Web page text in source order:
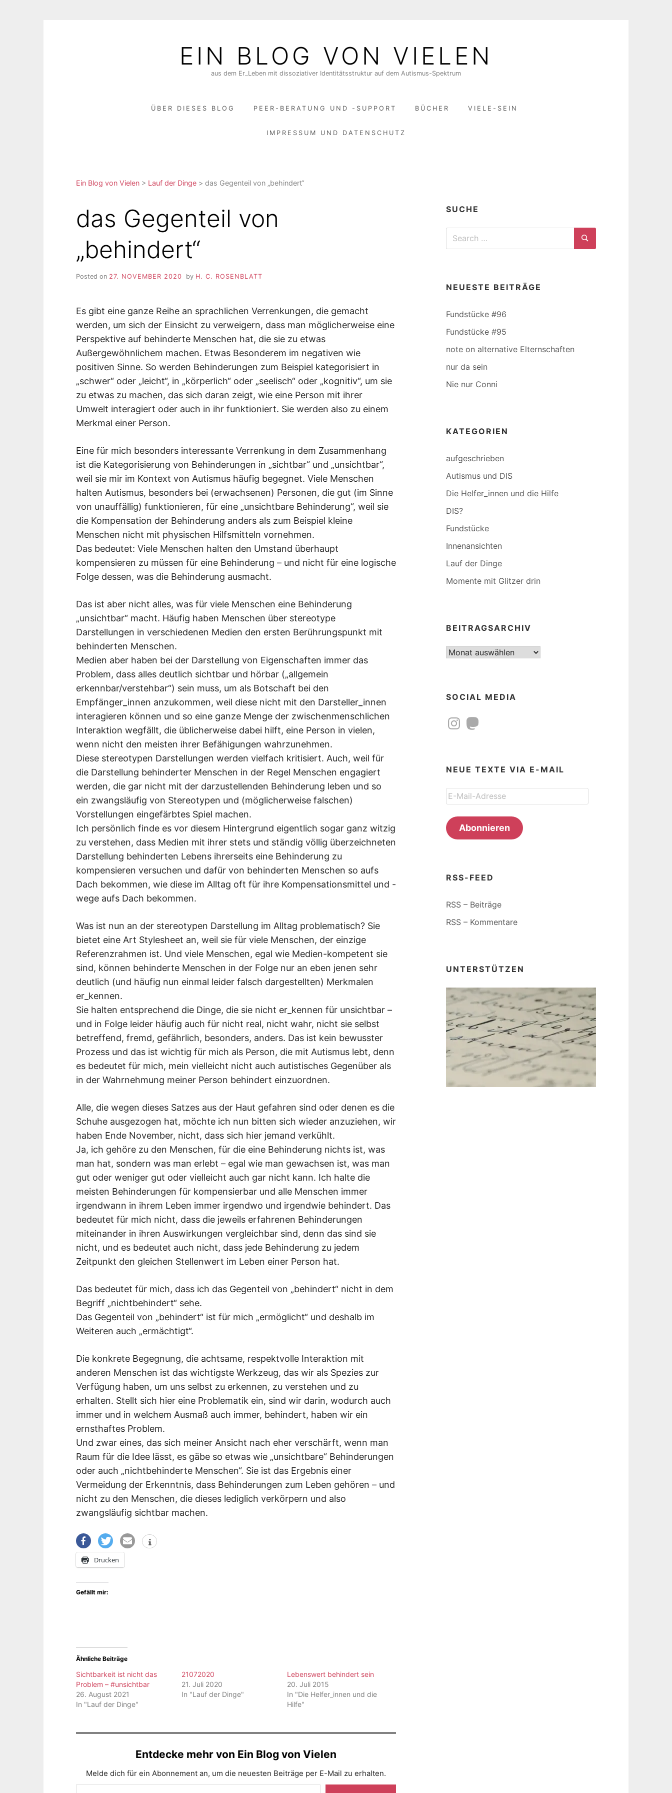
EIN BLOG VON VIELEN
aus dem Er_Leben mit dissoziativer Identitätsstruktur auf dem Autismus-Spektrum
ÜBER DIESES BLOG PEER-BERATUNG UND -SUPPORT BÜCHER VIELE-SEIN
IMPRESSUM UND DATENSCHUTZ
Ein Blog von Vielen > Lauf der Dinge > das Gegenteil von „behindert“
das Gegenteil von
„behindert“
Posted on 27. NOVEMBER 2020 by H. C. ROSENBLATT
Es gibt eine ganze Reihe an sprachlichen Verrenkungen, die gemacht
werden, um sich der Einsicht zu verweigern, dass man möglicherweise eine
Perspektive auf behinderte Menschen hat, die sie zu etwas
Außergewöhnlichem machen. Etwas Besonderem im negativen wie
positiven Sinne. So werden Behinderungen zum Beispiel kategorisiert in
„schwer“ oder „leicht“, in „körperlich“ oder „seelisch“ oder „kognitiv“, um sie
zu etwas zu machen, das sich daran zeigt, wie eine Person mit ihrer
Umwelt interagiert oder auch in ihr funktioniert. Sie werden also zu einem
Merkmal einer Person.
Eine für mich besonders interessante Verrenkung in dem Zusammenhang
ist die Kategorisierung von Behinderungen in „sichtbar“ und „unsichtbar“,
weil sie mir im Kontext von Autismus häufig begegnet. Viele Menschen
halten Autismus, besonders bei (erwachsenen) Personen, die gut (im Sinne
von unauffällig) funktionieren, für eine „unsichtbare Behinderung“, weil sie
die Kompensation der Behinderung anders als zum Beispiel kleine
Menschen nicht mit physischen Hilfsmitteln vornehmen.
Das bedeutet: Viele Menschen halten den Umstand überhaupt
kompensieren zu müssen für eine Behinderung – und nicht für eine logische
Folge dessen, was die Behinderung ausmacht.
Das ist aber nicht alles, was für viele Menschen eine Behinderung
„unsichtbar“ macht. Häufig haben Menschen über stereotype
Darstellungen in verschiedenen Medien den ersten Berührungspunkt mit
behinderten Menschen.
Medien aber haben bei der Darstellung von Eigenschaften immer das
Problem, dass alles deutlich sichtbar und hörbar („allgemein
erkennbar/verstehbar“) sein muss, um als Botschaft bei den
Empfänger_innen anzukommen, weil diese nicht mit den Darsteller_innen
interagieren können und so eine ganze Menge der zwischenmenschlichen
Interaktion wegfällt, die üblicherweise dabei hilft, eine Person in vielen,
wenn nicht den meisten ihrer Befähigungen wahrzunehmen.
Diese stereotypen Darstellungen werden vielfach kritisiert. Auch, weil für
die Darstellung behinderter Menschen in der Regel Menschen engagiert
werden, die gar nicht mit der darzustellenden Behinderung leben und so
ein zwangsläufig von Stereotypen und (möglicherweise falschen)
Vorstellungen eingefärbtes Spiel machen.
Ich persönlich finde es vor diesem Hintergrund eigentlich sogar ganz witzig
zu verstehen, dass Medien mit ihrer stets und ständig völlig überzeichneten
Darstellung behinderten Lebens ihrerseits eine Behinderung zu
kompensieren versuchen und dafür von behinderten Menschen so aufs
Dach bekommen, wie diese im Alltag oft für ihre Kompensationsmittel und -
wege aufs Dach bekommen.
Was ist nun an der stereotypen Darstellung im Alltag problematisch? Sie
bietet eine Art Stylesheet an, weil sie für viele Menschen, der einzige
Referenzrahmen ist. Und viele Menschen, egal wie Medien-kompetent sie
sind, können behinderte Menschen in der Folge nur an eben jenen sehr
deutlich (und häufig nun einmal leider falsch dargestellten) Merkmalen
er_kennen.
Sie halten entsprechend die Dinge, die sie nicht er_kennen für unsichtbar –
und in Folge leider häufig auch für nicht real, nicht wahr, nicht sie selbst
betreffend, fremd, gefährlich, besonders, anders. Das ist kein bewusster
Prozess und das ist wichtig für mich als Person, die mit Autismus lebt, denn
es bedeutet für mich, mein vielleicht nicht auch autistisches Gegenüber als
in der Wahrnehmung meiner Person behindert einzuordnen.
Alle, die wegen dieses Satzes aus der Haut gefahren sind oder denen es die
Schuhe ausgezogen hat, möchte ich nun bitten sich wieder anzuziehen, wir
haben Ende November, nicht, dass sich hier jemand verkühlt.
Ja, ich gehöre zu den Menschen, für die eine Behinderung nichts ist, was
man hat, sondern was man erlebt – egal wie man gewachsen ist, was man
gut oder weniger gut oder vielleicht auch gar nicht kann. Ich halte die
meisten Behinderungen für kompensierbar und alle Menschen immer
irgendwann in ihrem Leben immer irgendwo und irgendwie behindert. Das
bedeutet für mich nicht, dass die jeweils erfahrenen Behinderungen
miteinander in ihren Auswirkungen vergleichbar sind, denn das sind sie
nicht, und es bedeutet auch nicht, dass jede Behinderung zu jedem
Zeitpunkt den gleichen Stellenwert im Leben einer Person hat.
Das bedeutet für mich, dass ich das Gegenteil von „behindert“ nicht in dem
Begriff „nichtbehindert“ sehe.
Das Gegenteil von „behindert“ ist für mich „ermöglicht“ und deshalb im
Weiteren auch „ermächtigt“.
Die konkrete Begegnung, die achtsame, respektvolle Interaktion mit
anderen Menschen ist das wichtigste Werkzeug, das wir als Spezies zur
Verfügung haben, um uns selbst zu erkennen, zu verstehen und zu
erhalten. Stellt sich hier eine Problematik ein, sind wir darin, wodurch auch
immer und in welchem Ausmaß auch immer, behindert, haben wir ein
ernsthaftes Problem.
Und zwar eines, das sich meiner Ansicht nach eher verschärft, wenn man
Raum für die Idee lässt, es gäbe so etwas wie „unsichtbare“ Behinderungen
oder auch „nichtbehinderte Menschen“. Sie ist das Ergebnis einer
Vermeidung der Erkenntnis, dass Behinderungen zum Leben gehören – und
nicht zu den Menschen, die dieses lediglich verkörpern und also
zwangsläufig sichtbar machen.
Drucken
Gefällt mir:
Ähnliche Beiträge
Sichtbarkeit ist nicht das
Problem – #unsichtbar
26. August 2021
In "Lauf der Dinge"
21072020
21. Juli 2020
In "Lauf der Dinge"
Lebenswert behindert sein
20. Juli 2015
In "Die Helfer_innen und die
Hilfe"
Entdecke mehr von Ein Blog von Vielen
Melde dich für ein Abonnement an, um die neuesten Beiträge per E-Mail zu erhalten.
Gib deine E-Mail-Adresse ein ...
SUCHE
Search
Search
NEUESTE BEITRÄGE
Fundstücke #96
Fundstücke #95
note on alternative Elternschaften
nur da sein
Nie nur Conni
KATEGORIEN
aufgeschrieben
Autismus und DIS
Die Helfer_innen und die Hilfe
DIS?
Fundstücke
Innenansichten
Lauf der Dinge
Momente mit Glitzer drin
BEITRAGSARCHIV
Beitragsarchiv
SOCIAL MEDIA
InstagramMastodon
NEUE TEXTE VIA E-MAIL
E-
Mail-
Adresse
Abonnieren
RSS-FEED
RSS – Beiträge
RSS – Kommentare
UNTERSTÜTZEN